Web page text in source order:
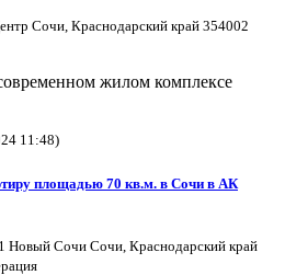
Сочи, Краснодарский край 354002
жилом комплексе
11:48)
площадью 70 кв.м. в Сочи в АК
Новый Сочи Сочи, Краснодарский край